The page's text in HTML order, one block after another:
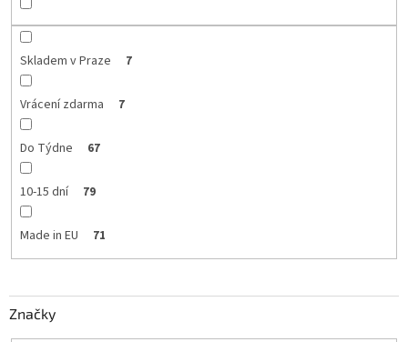
t
Skladem v Praze 7
Vrácení zdarma 7
Do Týdne 67
10-15 dní 79
Made in EU 71
Značky